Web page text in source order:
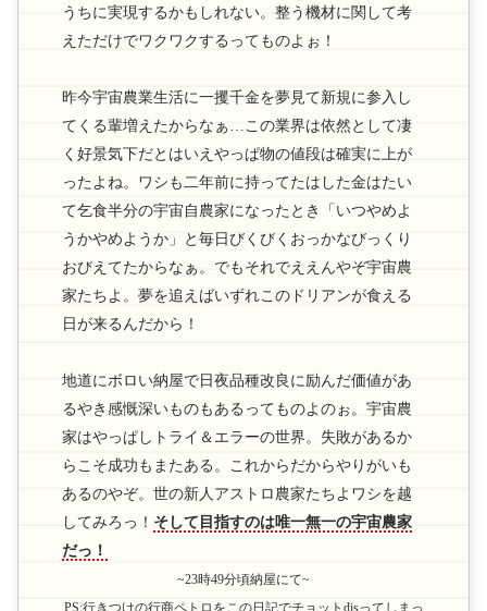
うちに実現するかもしれない。整う機材に関して考
えただけでワクワクするってものよぉ！
昨今宇宙農業生活に一攫千金を夢見て新規に参入し
てくる輩増えたからなぁ…この業界は依然として凄
く好景気下だとはいえやっぱ物の値段は確実に上が
ったよね。ワシも二年前に持ってたはした金はたい
て乞食半分の宇宙自農家になったとき「いつやめよ
うかやめようか」と毎日びくびくおっかなびっくり
おびえてたからなぁ。でもそれでええんやぞ宇宙農
家たちよ。夢を追えばいずれこのドリアンが食える
日が来るんだから！
地道にボロい納屋で日夜品種改良に励んだ価値があ
るやき感慨深いものもあるってものよのぉ。宇宙農
家はやっぱしトライ＆エラーの世界。失敗があるか
らこそ成功もまたある。これからだからやりがいも
あるのやぞ。世の新人アストロ農家たちよワシを越
してみろっ！ そして目指すのは唯一無一の宇宙農家
だっ！
~23時49分頃納屋にて~